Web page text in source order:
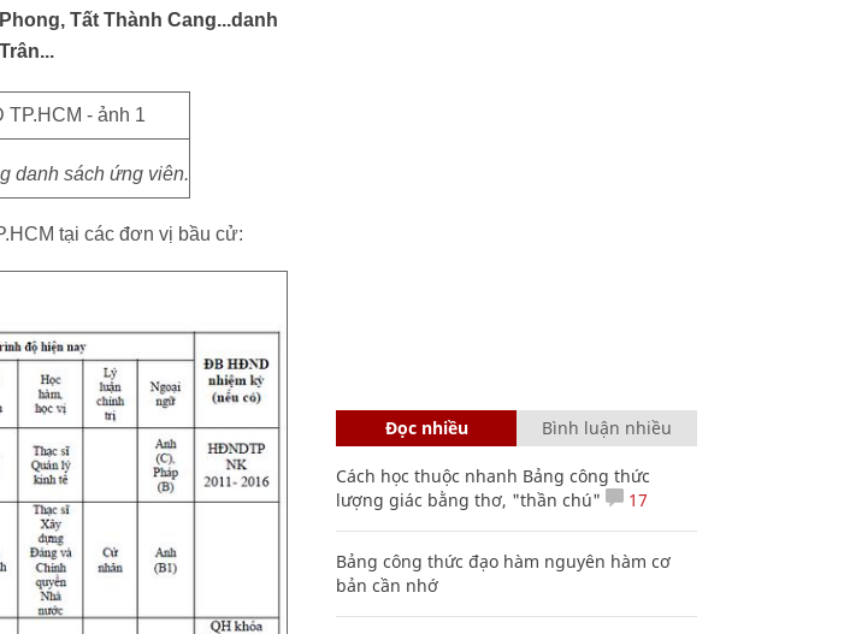
Tất Thành Cang...danh
danh sách ứng viên.
tại các đơn vị bầu cử:
Đọc nhiều Bình luận nhiều
Cách học thuộc nhanh Bảng công thức
lượng giác bằng thơ, "thần chú"
17
Bảng công thức đạo hàm nguyên hàm cơ
bản cần nhớ